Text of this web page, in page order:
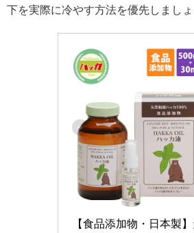
下を実際に冷やす方法を優先しましょ
【食品添加物・日本製